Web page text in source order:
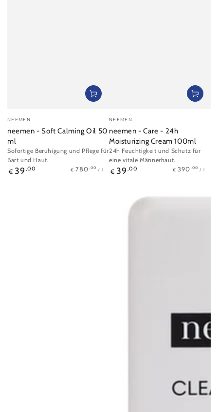
Verkäufer/in:
NEEMEN
neemen - Soft Calming Oil 50
ml
Sofortige Beruhigung und Pflege für
Bart und Haut.
Regulärer
€ 39 ,00 Stückpreis
€ 780 ,00 / pro
l
Verkäufer/in:
NEEMEN
neemen - Care - 24h
Moisturizing Cream 100ml
24h Feuchtigkeit und Schutz für
eine vitale Männerhaut.
Regulärer
€ 39 ,00 Stückpreis
€ 390 ,00 / pro
l